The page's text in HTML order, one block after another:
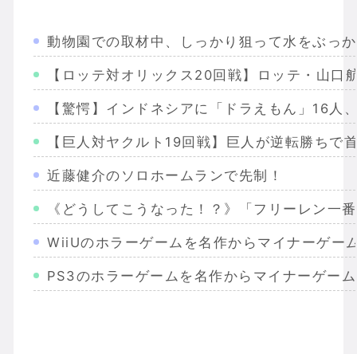
動物園での取材中、しっかり狙って水をぶっ
【ロッテ対オリックス20回戦】ロッテ・山
【驚愕】インドネシアに「ドラえもん」16人
【巨人対ヤクルト19回戦】巨人が逆転勝ち
近藤健介のソロホームランで先制！
《どうしてこうなった！？》「フリーレン
WiiUのホラーゲームを名作からマイナーゲー
PS3のホラーゲームを名作からマイナーゲー